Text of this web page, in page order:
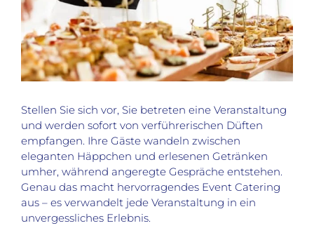
Stellen Sie sich vor, Sie betreten eine Veranstaltung
und werden sofort von verführerischen Düften
empfangen. Ihre Gäste wandeln zwischen
eleganten Häppchen und erlesenen Getränken
umher, während angeregte Gespräche entstehen.
Genau das macht hervorragendes Event Catering
aus – es verwandelt jede Veranstaltung in ein
unvergessliches Erlebnis.